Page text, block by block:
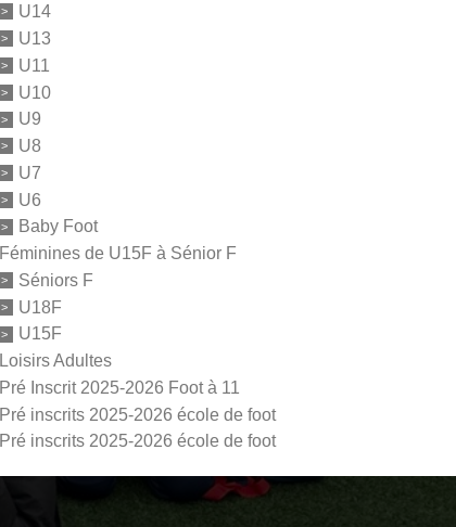
U14
U13
U11
U10
U9
U8
U7
U6
Baby Foot
Féminines de U15F à Sénior F
Séniors F
U18F
U15F
Loisirs Adultes
Pré Inscrit 2025-2026 Foot à 11
Pré inscrits 2025-2026 école de foot
Pré inscrits 2025-2026 école de foot